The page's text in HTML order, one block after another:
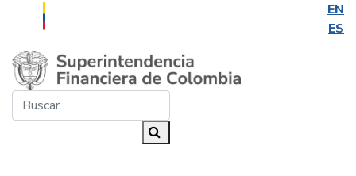
EN
ES
Saltar al contenido principal